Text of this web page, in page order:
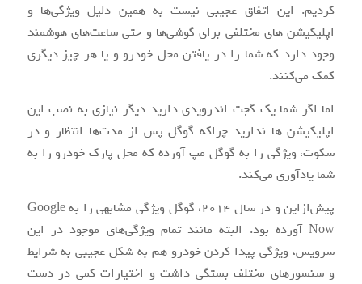
کردیم. این اتفاق عجیبی نیست به همین دلیل ویژگی‌ها و
اپلیکیشنهای مختلفی برای گوشی‌ها و حتیساعت‌های هوشمند
وجود دارد کهشما را در یافتنمحل خودرو و یا هر چیز دیگری
کمک می‌کنند.
اما اگر شمایک گجت اندرویدیدارید دیگر نیازی به نصب این
اپلیکیشن ها ندارید چراکه گوگل پس از مدت‌ها انتظار و در
سکوت، ویژگی را به گوگل مپآورده که محل پارک خودرو را به
شما یادآوری می‌کند.
پیش‌ازاینو در سال 2014
، گوگل ویژگی مشابهی را به Google
Now آورده بود. البته مانند تمام
ویژگی‌های موجود در این
سرویس، ویژگی پیدا کردن خودرو هم بهشکل عجیبی به شرایط
و سنسورهای مختلف بستگی داشت و اختیارات کمی در دست